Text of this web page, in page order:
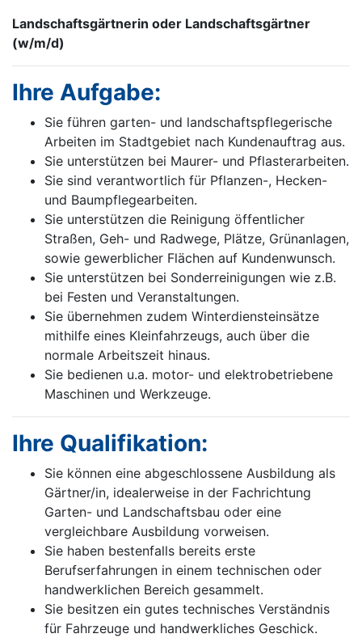
Landschaftsgärt­nerin oder Landschaftsgärtner
(w/m/d)
Ihre Aufgabe:
Sie führen garten- und landschaftspflegerische
Arbeiten im Stadtgebiet nach Kundenauftrag aus.
Sie unterstützen bei Maurer- und Pflasterarbeiten.
Sie sind verantwortlich für Pflanzen-, Hecken-
und Baumpflegearbeiten.
Sie unterstützen die Reinigung öffentlicher
Straßen, Geh- und Radwege, Plätze, Grünanlagen,
sowie gewerblicher Flächen auf Kundenwunsch.
Sie unterstützen bei Sonderreinigungen wie z.B.
bei Festen und Veranstaltungen.
Sie übernehmen zudem Winterdiensteinsätze
mithilfe eines Kleinfahrzeugs, auch über die
normale Ar­beitszeit hinaus.
Sie bedienen u.a. motor- und elektrobetriebene
Maschinen und Werkzeuge.
Ihre Qualifikation:
Sie können eine abgeschlossene Ausbildung als
Gärtner/in, idealerweise in der Fachrichtung
Garten- und Landschaftsbau oder eine
vergleichbare Ausbildung vorweisen.
Sie haben bestenfalls bereits erste
Berufserfahrungen in einem technischen oder
handwerklichen Bereich gesammelt.
Sie besitzen ein gutes technisches Verständnis
für Fahrzeuge und handwerkliches Geschick.